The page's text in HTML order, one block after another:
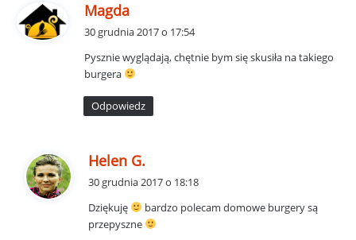
Magda
z
e
:
30 grudnia 2017 o 17:54
Pysznie wyglądają, chętnie bym się skusiła na takiego
burgera
Odpowiedz
Helen G.
z
e
30 grudnia 2017 o 18:18
Dziękuję
bardzo polecam domowe burgery są
przepyszne